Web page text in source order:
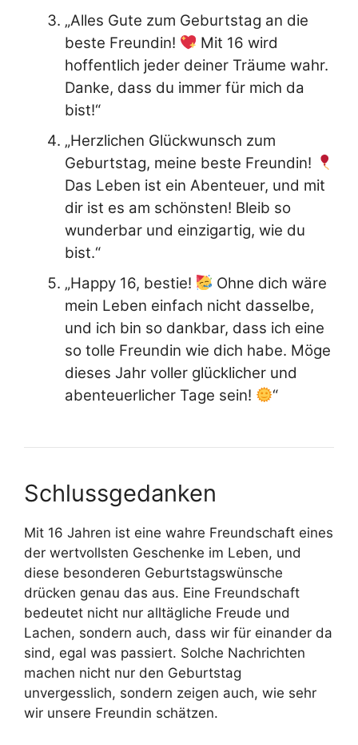
„Alles Gute zum Geburtstag an die
beste Freundin!
Mit 16 wird
hoffentlich jeder deiner Träume wahr.
Danke, dass du immer für mich da
bist!“
„Herzlichen Glückwunsch zum
Geburtstag, meine beste Freundin!
Das Leben ist ein Abenteuer, und mit
dir ist es am schönsten! Bleib so
wunderbar und einzigartig, wie du
bist.“
„Happy 16, bestie!
Ohne dich wäre
mein Leben einfach nicht dasselbe,
und ich bin so dankbar, dass ich eine
so tolle Freundin wie dich habe. Möge
dieses Jahr voller glücklicher und
abenteuerlicher Tage sein!
“
Schlussgedanken
Mit 16 Jahren ist eine wahre Freundschaft eines
der wertvollsten Geschenke im Leben, und
diese besonderen Geburtstagswünsche
drücken genau das aus. Eine Freundschaft
bedeutet nicht nur alltägliche Freude und
Lachen, sondern auch, dass wir für einander da
sind, egal was passiert. Solche Nachrichten
machen nicht nur den Geburtstag
unvergesslich, sondern zeigen auch, wie sehr
wir unsere Freundin schätzen.